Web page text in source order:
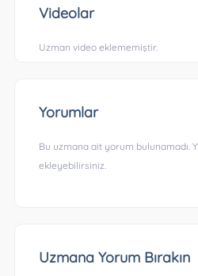
Videolar
Uzman video eklememiştir.
Yorumlar
Bu uzmana ait yorum bulunamadı.
ekleyebilirsiniz.
Uzmana Yorum Bırakın